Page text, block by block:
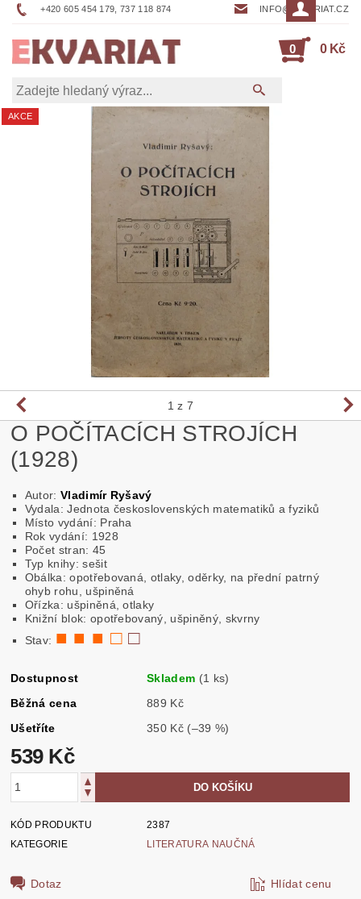
+420 605 454 179, 737 118 874 INFO@EKVARIAT.CZ
0 0 Kč
AKCE
1 z 7
O POČÍTACÍCH STROJÍCH
(1928)
Autor: Vladimír Ryšavý
Vydala: Jednota československých matematiků a fyziků
Místo vydání: Praha
Rok vydání: 1928
Počet stran: 45
Typ knihy: sešit
Obálka: opotřebovaná, otlaky, oděrky, na přední patrný
ohyb rohu, ušpiněná
Ořízka: ušpiněná, otlaky
Knižní blok: opotřebovaný, ušpiněný, skvrny
Stav: ■ ■ ■ □ □
Dostupnost Skladem (1 ks)
Běžná cena
889 Kč
Ušetříte
350 Kč (–39 %)
539 Kč
KÓD PRODUKTU
2387
KATEGORIE
LITERATURA NAUČNÁ
Dotaz Hlídat cenu